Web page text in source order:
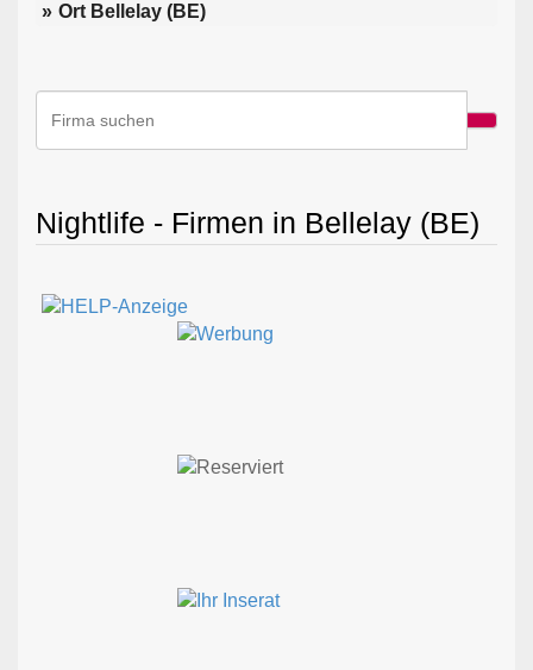
Ort Bellelay (BE)
Nightlife - Firmen in Bellelay (BE)